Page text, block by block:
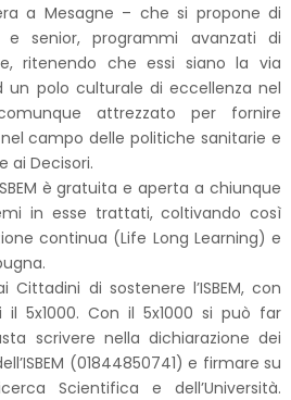
a Mesagne – che si propone di
e senior, programmi avanzati di
ritenendo che essi siano la via
polo culturale di eccellenza nel
attrezzato per fornire
campo delle politiche sanitarie e
ai Decisori.
è gratuita e aperta a chiunque
in esse trattati, coltivando così
continua (Life Long Learning) e
di sostenere l’ISBEM, con
il 5x1000. Con il 5x1000 si può far
scrivere nella dichiarazione dei
(01844850741) e firmare su
Scientifica e dell’Università.